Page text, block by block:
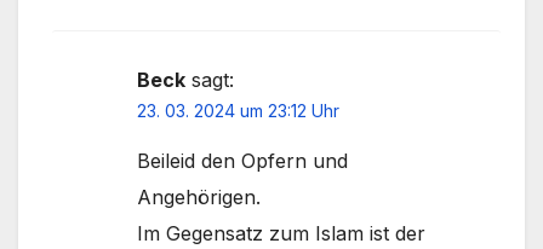
Beck sagt:
23. 03. 2024 um 23:12 Uhr
Beileid den Opfern und
Angehörigen.
Im Gegensatz zum Islam ist der